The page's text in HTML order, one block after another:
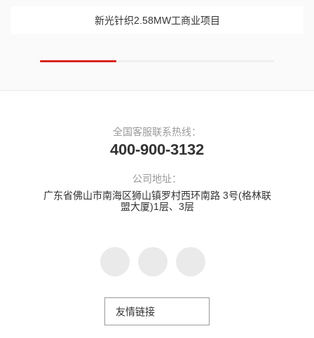
新光针织2.58MW工商业项目
全国客服联系热线：
400-900-3132
公司地址：
广东省佛山市南海区狮山镇罗村西环南路 3号(格林联
盟大厦)1层、3层
友情链接